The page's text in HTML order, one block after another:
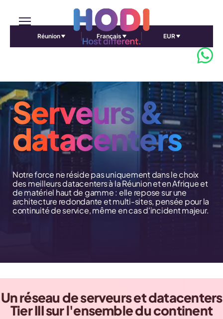
Réunion Français EUR
Serveurs &
datacenters
Notre force ne réside pas uniquement dans le choix
des meilleurs datacenters à la Réunion et en Afrique et
de matériel haut de gamme : elle repose sur une
architecture redondante et multi-sites, pensée pour la
continuité de service, même en cas d'incident majeur.
Un réseau de serveurs et datacenters
Tier III sur l'ensemble du continent